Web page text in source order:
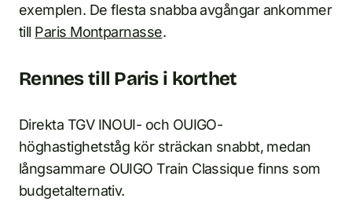
exemplen. De flesta snabba avgångar ankommer
till Paris Montparnasse.
Rennes till Paris i korthet
Direkta TGV INOUI- och OUIGO-
höghastighetståg kör sträckan snabbt, medan
långsammare OUIGO Train Classique finns som
budgetalternativ.